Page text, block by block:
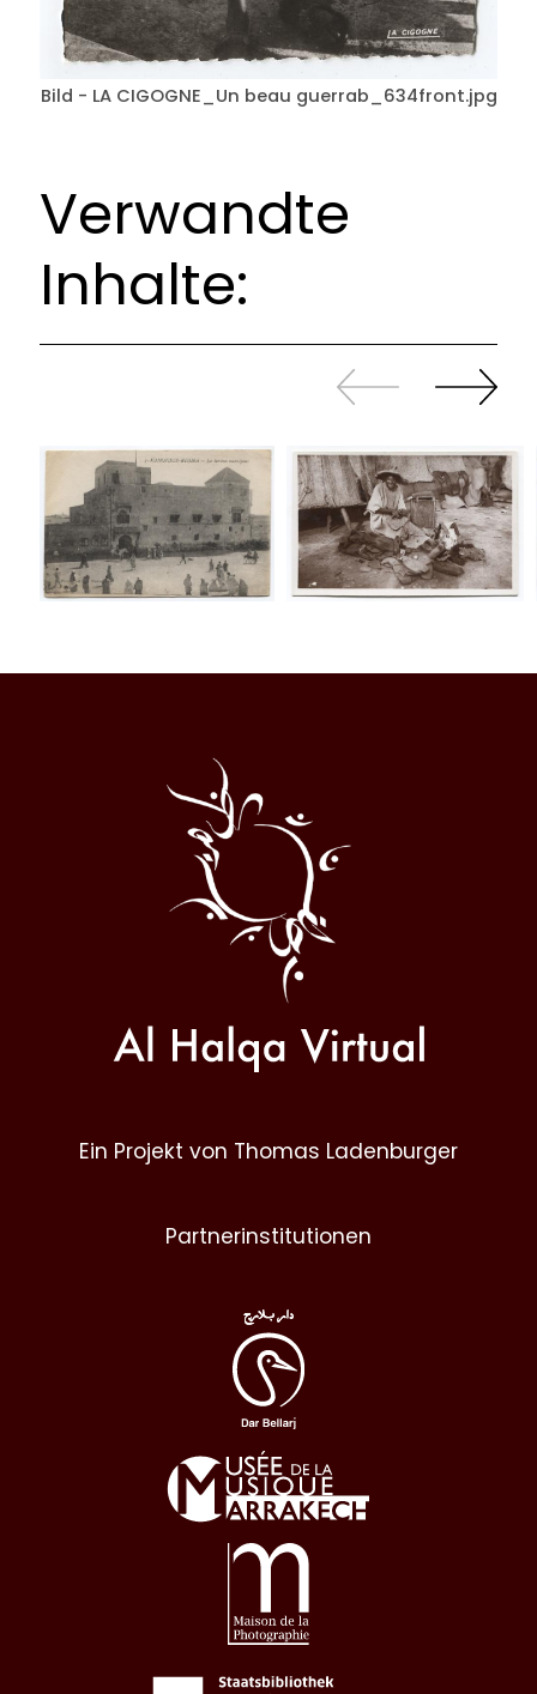
Bild - LA CIGOGNE_Un beau guerrab_634front.jpg
Verwandte
Inhalte:
Zurück
sliden
Weiter
sliden
Halqa
Ein Projekt von Thomas Ladenburger
Partnerinstitutionen